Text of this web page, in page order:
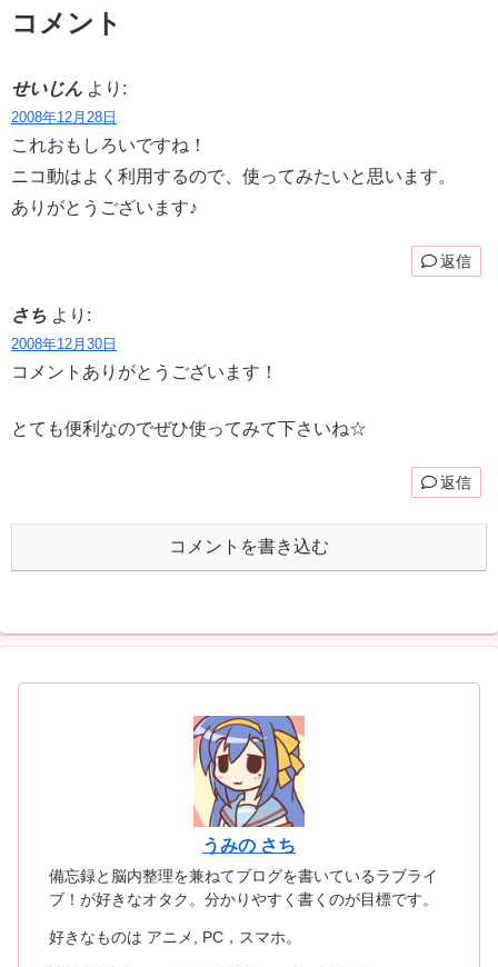
コメント
せいじん より:
2008年12月28日
これおもしろいですね！
ニコ動はよく利用するので、使ってみたいと思います。
ありがとうございます♪
返信
さち より:
2008年12月30日
コメントありがとうございます！
とても便利なのでぜひ使ってみて下さいね☆
返信
コメントを書き込む
うみの さち
備忘録と脳内整理を兼ねてブログを書いているラブライ
ブ！が好きなオタク。分かりやすく書くのが目標です。
好きなものは アニメ, PC，スマホ。